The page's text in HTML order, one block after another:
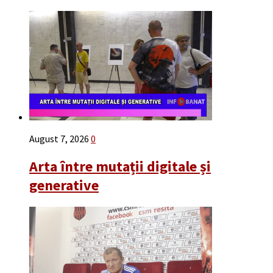
August 7, 2026 0
Arta între mutații digitale și
generative